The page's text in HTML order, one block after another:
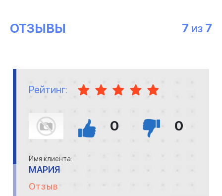
ОТЗЫВЫ 7 ИЗ 7
Рейтинг:
0 0
Имя клиента:
МАРИЯ
Отзыв